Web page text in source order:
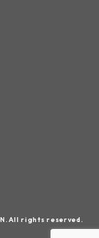
rights reserved.